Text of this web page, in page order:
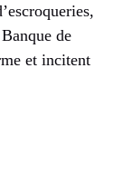
de
et incitent